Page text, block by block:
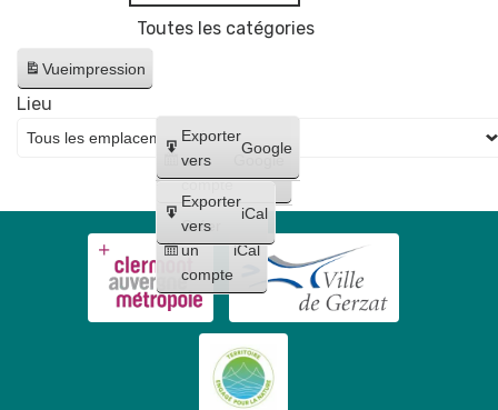
Toutes les catégories
Vueimpression
Créer
un
compte
Google
Créer
un
compte
iCal
Exporter
vers
Google
Exporter
vers
iCal
Lieu